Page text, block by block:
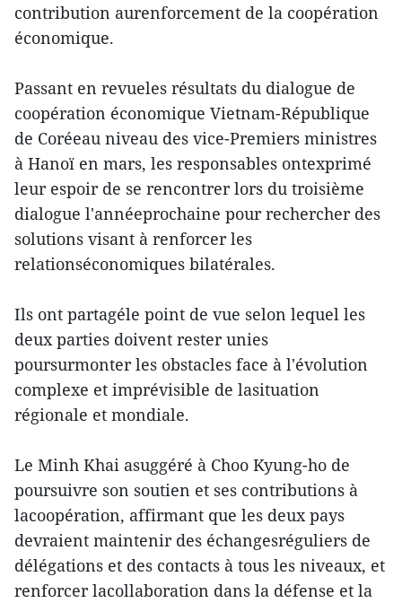
contribution aurenforcement de la coopération
économique.
Passant en revueles résultats du dialogue de
coopération économique Vietnam-République
de Coréeau niveau des vice-Premiers ministres
à Hanoï en mars, les responsables ontexprimé
leur espoir de se rencontrer lors du troisième
dialogue l'annéeprochaine pour rechercher des
solutions visant à renforcer les
relationséconomiques bilatérales.
Ils ont partagéle point de vue selon lequel les
deux parties doivent rester unies
poursurmonter les obstacles face à l'évolution
complexe et imprévisible de lasituation
régionale et mondiale.
Le Minh Khai asuggéré à Choo Kyung-ho de
poursuivre son soutien et ses contributions à
lacoopération, affirmant que les deux pays
devraient maintenir des échangesréguliers de
délégations et des contacts à tous les niveaux, et
renforcer lacollaboration dans la défense et la